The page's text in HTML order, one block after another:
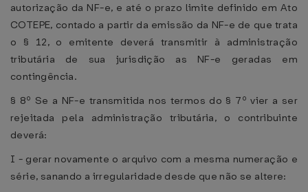
autorização da NF-e, e até o prazo limite definido em Ato
COTEPE, contado a partir da emissão da NF-e de que trata
o § 12, o emitente deverá transmitir à administração
tributária de sua jurisdição as NF-e geradas em
contingência.
§ 8º Se a NF-e transmitida nos termos do § 7º vier a ser
rejeitada pela administração tributária, o contribuinte
deverá:
I - gerar novamente o arquivo com a mesma numeração e
série, sanando a irregularidade desde que não se altere: